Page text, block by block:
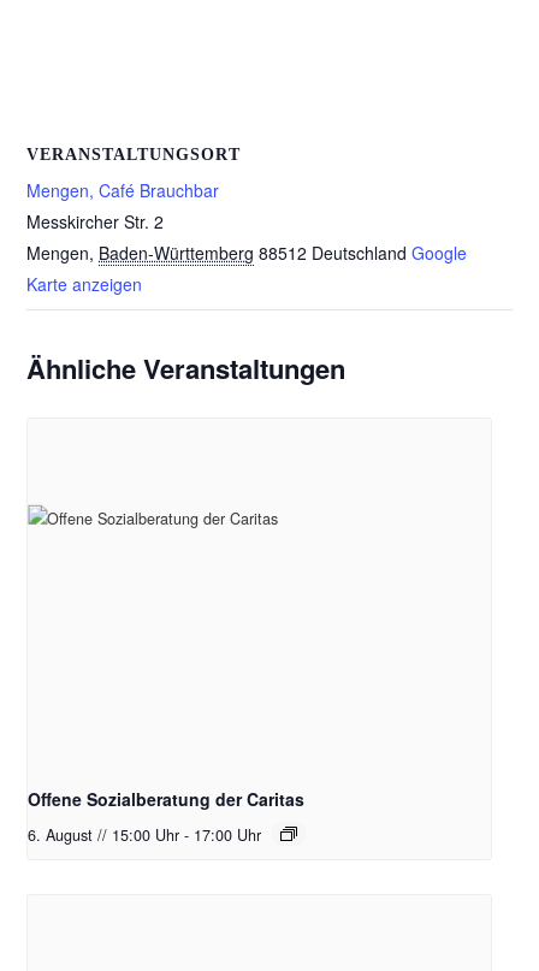
VERANSTALTUNGSORT
Mengen, Café Brauchbar
Messkircher Str. 2
Mengen, Baden-Württemberg 88512 Deutschland Google
Karte anzeigen
Ähnliche Veranstaltungen
Offene Sozialberatung der Caritas
6. August // 15:00 Uhr - 17:00 Uhr